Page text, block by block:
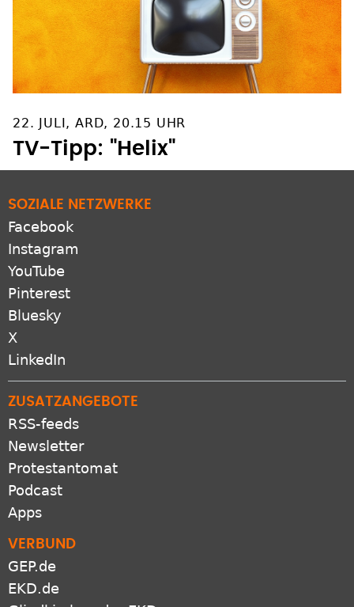
TV-Tipp: "Helix"
Facebook
Instagram
YouTube
Pinterest
Bluesky
X
LinkedIn
RSS-feeds
Newsletter
Protestantomat
Podcast
Apps
GEP.de
EKD.de
Gliedkirchen der EKD